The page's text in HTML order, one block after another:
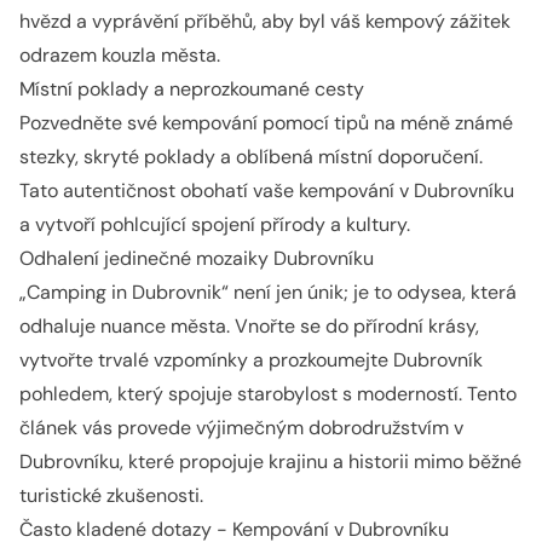
hvězd a vyprávění příběhů, aby byl váš kempový zážitek
odrazem kouzla města.
Místní poklady a neprozkoumané cesty
Pozvedněte své kempování pomocí tipů na méně známé
stezky, skryté poklady a oblíbená místní doporučení.
Tato autentičnost obohatí vaše kempování v Dubrovníku
a vytvoří pohlcující spojení přírody a kultury.
Odhalení jedinečné mozaiky Dubrovníku
„Camping in Dubrovnik“ není jen únik; je to odysea, která
odhaluje nuance města. Vnořte se do přírodní krásy,
vytvořte trvalé vzpomínky a prozkoumejte Dubrovník
pohledem, který spojuje starobylost s moderností. Tento
článek vás provede výjimečným dobrodružstvím v
Dubrovníku, které propojuje krajinu a historii mimo běžné
turistické zkušenosti.
Často kladené dotazy - Kempování v Dubrovníku